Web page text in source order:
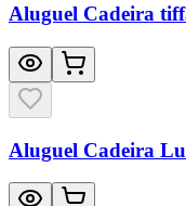
Aluguel Cadeira
Aluguel Cadeira